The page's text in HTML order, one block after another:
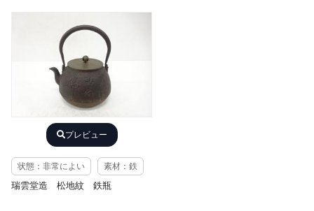
プレビュー
状態：非常によい 素材：鉄
瑞雲堂造 松地紋 鉄瓶